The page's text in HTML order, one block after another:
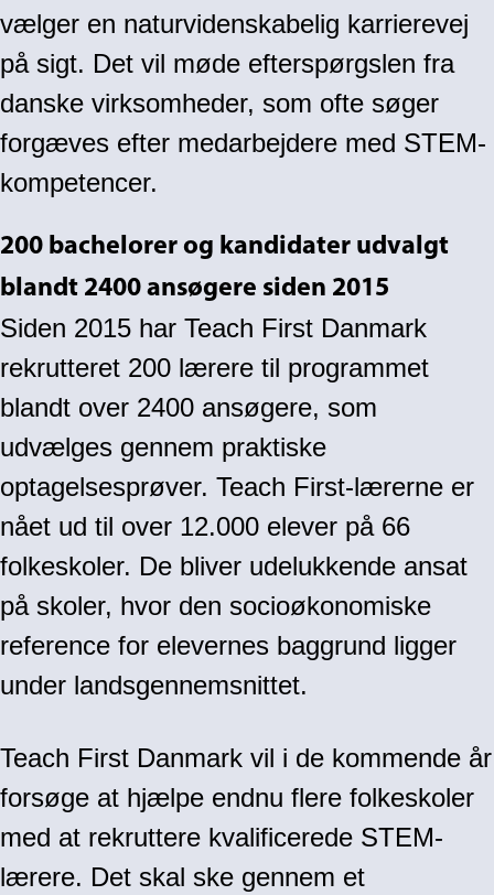
vælger en naturvidenskabelig karrierevej
på sigt. Det vil møde efterspørgslen fra
danske virksomheder, som ofte søger
forgæves efter medarbejdere med STEM-
kompetencer.
200 bachelorer og kandidater udvalgt
blandt 2400 ansøgere siden 2015
Siden 2015 har Teach First Danmark
rekrutteret 200 lærere til programmet
blandt over 2400 ansøgere, som
udvælges gennem praktiske
optagelsesprøver. Teach First-lærerne er
nået ud til over 12.000 elever på 66
folkeskoler. De bliver udelukkende ansat
på skoler, hvor den socioøkonomiske
reference for elevernes baggrund ligger
under landsgennemsnittet.
Teach First Danmark vil i de kommende år
forsøge at hjælpe endnu flere folkeskoler
med at rekruttere kvalificerede STEM-
lærere. Det skal ske gennem et